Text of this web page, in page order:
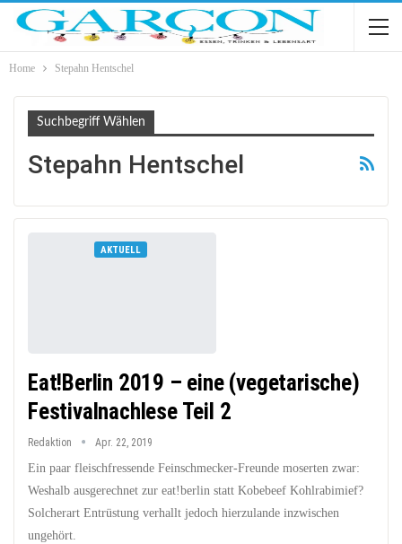
Home Stepahn Hentschel
Suchbegriff Wählen
Stepahn Hentschel
AKTUELL
Eat!Berlin 2019 – eine (vegetarische)
Festivalnachlese Teil 2
Redaktion Apr. 22, 2019
Ein paar fleischfressende Feinschmecker-Freunde moserten zwar:
Weshalb ausgerechnet zur eat!berlin statt Kobebeef Kohlrabimief?
Solcherart Entrüstung verhallt jedoch hierzulande inzwischen
ungehört.